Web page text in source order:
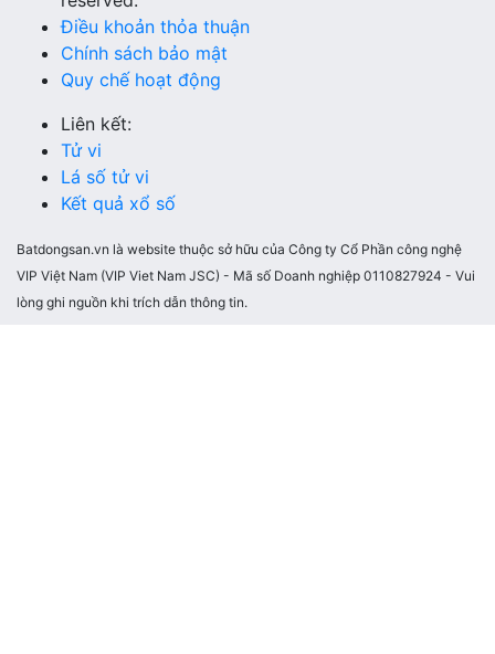
Điều khoản thỏa thuận
Chính sách bảo mật
Quy chế hoạt động
Liên kết:
Tử vi
Lá số tử vi
Kết quả xổ số
Batdongsan.vn là website thuộc sở hữu của Công ty Cổ Phần công nghệ
VIP Việt Nam (VIP Viet Nam JSC) - Mã số Doanh nghiệp 0110827924 - Vui
lòng ghi nguồn khi trích dẫn thông tin.